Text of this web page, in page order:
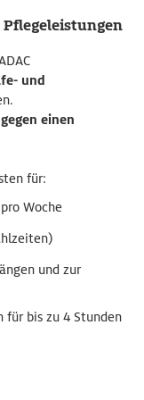
und
gegen einen
für:
Woche
und zur
für bis zu 4 Stunden